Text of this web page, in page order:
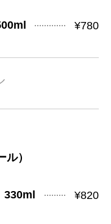
¥780
ル）
¥820